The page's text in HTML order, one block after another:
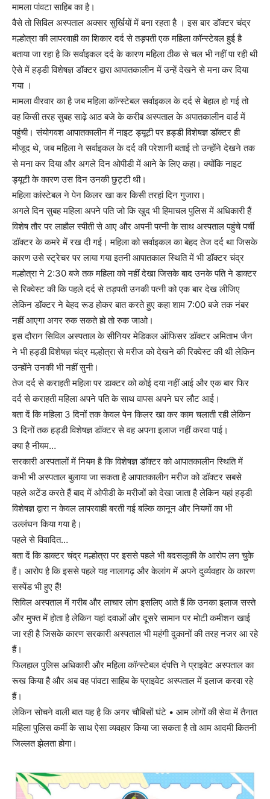
मामला पांवटा साहिब का है।
वैसे तो सिविल अस्पताल अक्सर सुर्खियों में बना रहता है । इस बार डॉक्टर चंद्र
मल्होत्रा की लापरवाही का शिकार दर्द से तड़पती एक महिला कॉन्स्टेबल हुई है
बताया जा रहा है कि सर्वाइकल दर्द के कारण महिला ठीक से चल भी नहीं पा रही थी
ऐसे में हड्डी विशेषज्ञ डॉक्टर द्वारा आपातकालीन में उन्हें देखने से मना कर दिया
गया ।
मामला वीरवार का है जब महिला कॉन्स्टेबल सर्वाइकल के दर्द से बेहाल हो गई तो
वह किसी तरह सुबह साढ़े आठ बजे के करीब अस्पताल के अपातकालीन वार्ड में
पहुंची। संयोगवश आपातकालीन में नाइट ड्यूटी पर हड्डी विशेषज्ञ डॉक्टर ही
मौजूद थे, जब महिला ने सर्वाइकल के दर्द की परेशानी बताई तो उन्होंने देखने तक
से मना कर दिया और अगले दिन ओपीडी में आने के लिए कहा। क्योंकि नाइट
ड्यूटी के कारण उस दिन उनकी छुट्टी थी।
महिला कांस्टेबल ने पेन किलर खा कर किसी तरहां दिन गुजारा।
अगले दिन सुबह महिला अपने पति जो कि खुद भी हिमाचल पुलिस में अधिकारी हैं
विशेष तौर पर लाहौल स्पीती से आए और अपनी पत्नी के साथ अस्पताल पहुंचे पर्ची
डॉक्टर के कमरे में रख दी गई। महिला को सर्वाइकल का बेहद तेज दर्द था जिसके
कारण उसे स्ट्रेचर पर लाया गया इतनी आपातकाल स्थिति में भी डॉक्टर चंद्र
मल्होत्रा ने 2:30 बजे तक महिला को नहीं देखा जिसके बाद उनके पति ने डाक्टर
से रिक्वेस्ट की कि पहले दर्द से तड़पती उनकी पत्नी को एक बार देख लीजिए
लेकिन डॉक्टर ने बेहद रूड होकर बात करते हुए कहा शाम 7:00 बजे तक नंबर
नहीं आएगा अगर रुक सकते हो तो रुक जाओ।
इस दौरान सिविल अस्पताल के सीनियर मेडिकल ऑफिसर डॉक्टर अमिताभ जैन
ने भी हड्डी विशेषज्ञ चंद्र मल्होत्रा से मरीज को देखने की रिक्वेस्ट की थी लेकिन
उन्होंने उनकी भी नहीं सुनी।
तेज दर्द से कराहती महिला पर डाक्टर को कोई दया नहीं आई और एक बार फिर
दर्द से कराहती महिला अपने पति के साथ वापस अपने घर लौट आई।
बता दें कि महिला 3 दिनों तक केवल पेन किलर खा कर काम चलाती रही लेकिन
3 दिनों तक हड्डी विशेषज्ञ डॉक्टर से वह अपना इलाज नहीं करवा पाई।
क्या है नीयम…
सरकारी अस्पतालों में नियम है कि विशेषज्ञ डॉक्टर को आपातकालीन स्थिति में
कभी भी अस्पताल बुलाया जा सकता है आपातकालीन मरीज को डॉक्टर सबसे
पहले अटेंड करते हैं बाद में ओपीडी के मरीजों को देखा जाता है लेकिन यहां हड्डी
विशेषज्ञ द्वारा न केवल लापरवाही बरती गई बल्कि कानून और नियमों का भी
उल्लंघन किया गया है।
पहले से विवादित…
बता दें कि डाक्टर चंद्र मल्होत्रा पर इससे पहले भी बदसलूकी के आरोप लग चुके
हैं। आरोप है कि इससे पहले यह नालागढ़ और केलांग में अपने दुर्व्यवहार के कारण
सस्पेंड भी हुए हैं!
सिविल अस्पताल में गरीब और लाचार लोग इसलिए आते हैं कि उनका इलाज सस्ते
और मुफ्त में होता है लेकिन यहां दवाओं और दूसरे सामान पर मोटी कमीशन खाई
जा रही है जिसके कारण सरकारी अस्पताल भी महंगी दुकानों की तरह नजर आ रहे
हैं।
फिलहाल पुलिस अधिकारी और महिला कॉन्स्टेबल दंपत्ति ने प्राइवेट अस्पताल का
रूख किया है और अब वह पांवटा साहिब के प्राइवेट अस्पताल में इलाज करवा रहे
हैं।
लेकिन सोचने वाली बात यह है कि अगर चौबिसों घंटे • आम लोगों की सेवा में तैनात
महिला पुलिस कर्मी के साथ ऐसा व्यवहार किया जा सकता है तो आम आदमी कितनी
जिल्लत झेलता होगा।